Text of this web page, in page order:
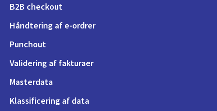
B2B checkout
Håndtering af e-ordrer
Punchout
Validering af fakturaer
Masterdata
Klassificering af data